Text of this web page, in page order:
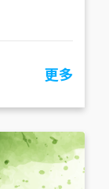
更多